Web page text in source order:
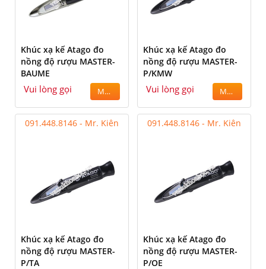
Khúc xạ kế Atago đo
nồng độ rượu MASTER-
BAUME
Vui lòng gọi MUA
Khúc xạ kế Atago đo
nồng độ rượu MASTER-
P/KMW
Vui lòng gọi MUA
091.448.8146 - Mr. Kiên
Khúc xạ kế Atago đo
nồng độ rượu MASTER-
P/TA
091.448.8146 - Mr. Kiên
Khúc xạ kế Atago đo
nồng độ rượu MASTER-
P/OE